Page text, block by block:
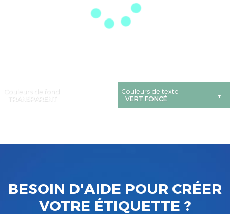
Couleurs de fond Couleurs de texte
BESOIN D'AIDE POUR CRÉER
VOTRE ÉTIQUETTE ?